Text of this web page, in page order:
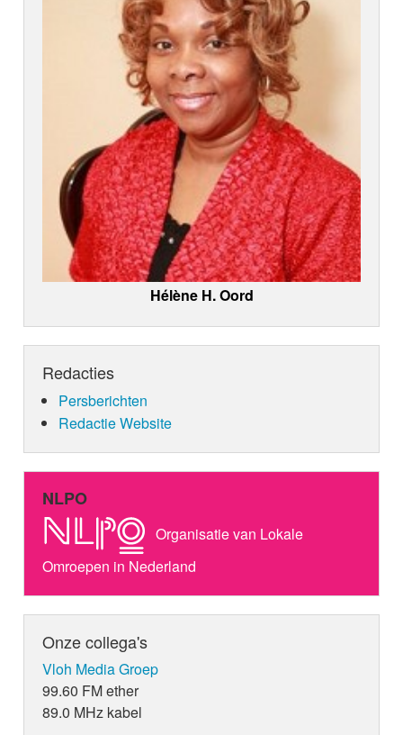
Hélène H. Oord
Redacties
Persberichten
Redactie Website
NLPO
Organisatie van Lokale
Omroepen in Nederland
Onze collega's
Vloh Media Groep
99.60 FM ether
89.0 MHz kabel